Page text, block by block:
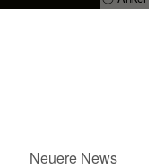
Neuere News